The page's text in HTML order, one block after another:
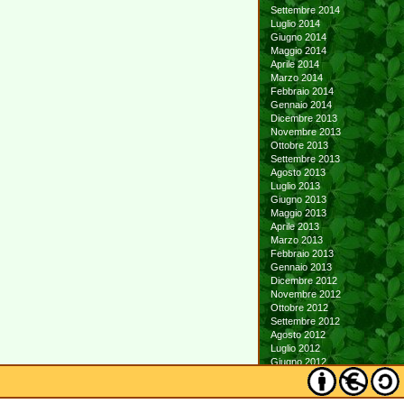
Settembre 2014
Luglio 2014
Giugno 2014
Maggio 2014
Aprile 2014
Marzo 2014
Febbraio 2014
Gennaio 2014
Dicembre 2013
Novembre 2013
Ottobre 2013
Settembre 2013
Agosto 2013
Luglio 2013
Giugno 2013
Maggio 2013
Aprile 2013
Marzo 2013
Febbraio 2013
Gennaio 2013
Dicembre 2012
Novembre 2012
Ottobre 2012
Settembre 2012
Agosto 2012
Luglio 2012
Giugno 2012
Maggio 2012
Aprile 2012